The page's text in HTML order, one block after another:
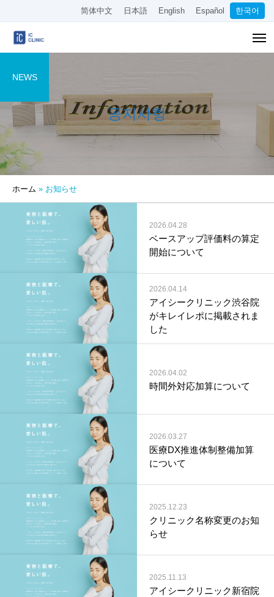
简体中文 日本語 English Español 한국어
공지사항
NEWS
ホーム » お知らせ
2026.04.28
ベースアップ評価料の算定
開始について
2026.04.14
アイシークリニック渋谷院
がキレイレポに掲載されま
した
2026.04.02
時間外対応加算について
2026.03.27
医療DX推進体制整備加算
について
2025.12.23
クリニック名称変更のお知
らせ
2025.11.13
アイシークリニック新宿院